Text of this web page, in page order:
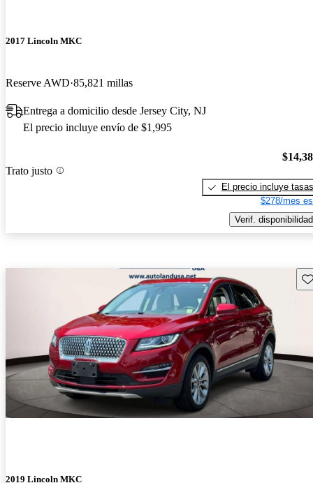
2017 Lincoln MKC
Reserve AWD 85,821 millas
Entrega a domicilio desde Jersey City, NJ
El precio incluye envío de $1,995
Trato justo
El precio incluye tasas
$278/mes
Verif. disponibilidad
2019 Lincoln MKC